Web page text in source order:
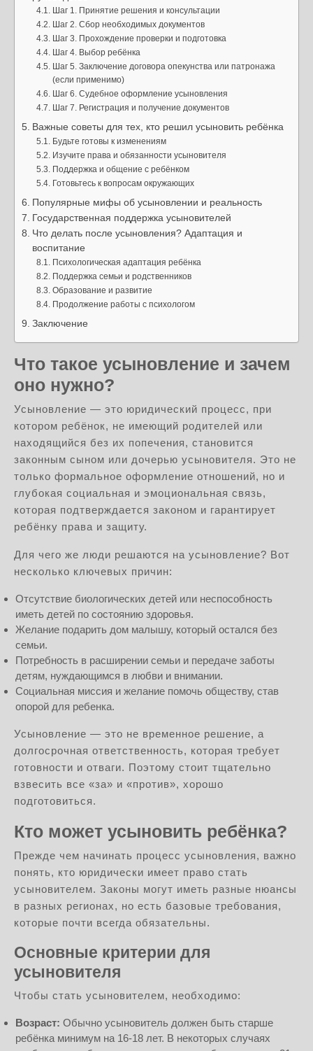
Шаг 1. Принятие решения и консультации
Шаг 2. Сбор необходимых документов
Шаг 3. Прохождение проверки и подготовка
Шаг 4. Выбор ребёнка
Шаг 5. Заключение договора опекунства или патронажа
(если применимо)
Шаг 6. Судебное оформление усыновления
Шаг 7. Регистрация и получение документов
Важные советы для тех, кто решил усыновить ребёнка
Будьте готовы к изменениям
Изучите права и обязанности усыновителя
Поддержка и общение с ребёнком
Готовьтесь к вопросам окружающих
Популярные мифы об усыновлении и реальность
Государственная поддержка усыновителей
Что делать после усыновления? Адаптация и
воспитание
Психологическая адаптация ребёнка
Поддержка семьи и родственников
Образование и развитие
Продолжение работы с психологом
Заключение
Что такое усыновление и зачем
оно нужно?
Усыновление — это юридический процесс, при
котором ребёнок, не имеющий родителей или
находящийся без их попечения, становится
законным сыном или дочерью усыновителя. Это не
только формальное оформление отношений, но и
глубокая социальная и эмоциональная связь,
которая подтверждается законом и гарантирует
ребёнку права и защиту.
Для чего же люди решаются на усыновление? Вот
несколько ключевых причин:
Отсутствие биологических детей или неспособность
иметь детей по состоянию здоровья.
Желание подарить дом малышу, который остался без
семьи.
Потребность в расширении семьи и передаче заботы
детям, нуждающимся в любви и внимании.
Социальная миссия и желание помочь обществу, став
опорой для ребенка.
Усыновление — это не временное решение, а
долгосрочная ответственность, которая требует
готовности и отваги. Поэтому стоит тщательно
взвесить все «за» и «против», хорошо
подготовиться.
Кто может усыновить ребёнка?
Прежде чем начинать процесс усыновления, важно
понять, кто юридически имеет право стать
усыновителем. Законы могут иметь разные нюансы
в разных регионах, но есть базовые требования,
которые почти всегда обязательны.
Основные критерии для
усыновителя
Чтобы стать усыновителем, необходимо:
Возраст: Обычно усыновитель должен быть старше
ребёнка минимум на 16-18 лет. В некоторых случаях